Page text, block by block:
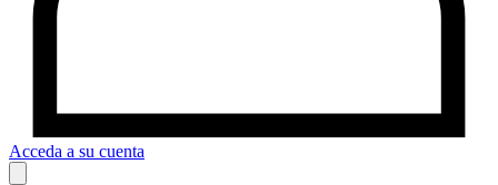
Acceda a su cuenta